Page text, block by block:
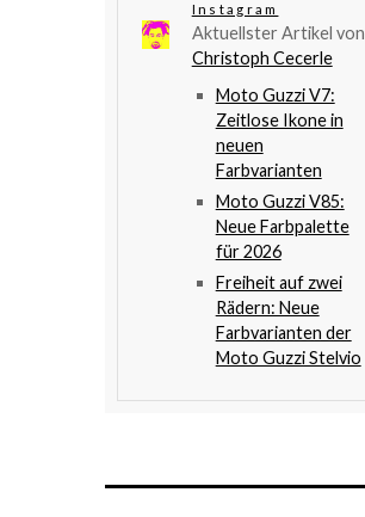
Instagram
Aktuellster Artikel von
Christoph Cecerle
Moto Guzzi V7:
Zeitlose Ikone in
neuen
Farbvarianten
Moto Guzzi V85:
Neue Farbpalette
für 2026
Freiheit auf zwei
Rädern: Neue
Farbvarianten der
Moto Guzzi Stelvio